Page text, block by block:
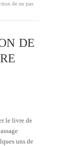
de ne pas
DE
le livre de
uns de